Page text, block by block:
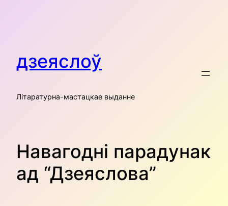
дзеяслоў
Літаратурна-мастацкае выданне
Навагодні парадунак
ад “Дзеяслова”